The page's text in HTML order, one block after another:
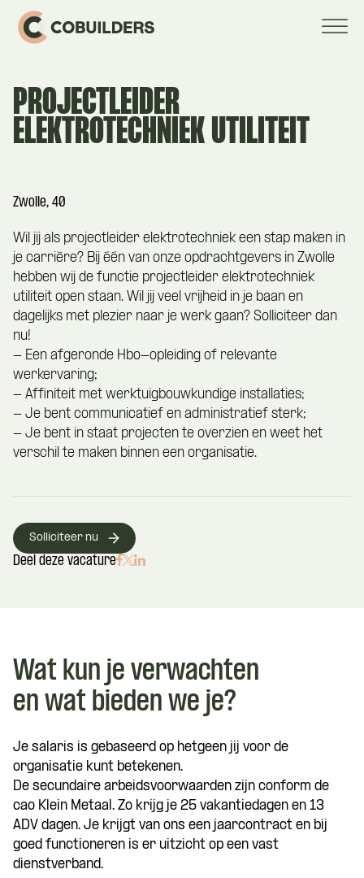
PROJECTLEIDER
ELEKTROTECHNIEK UTILITEIT
Zwolle, 40
Wil jij als projectleider elektrotechniek een stap maken in
je carrière? Bij één van onze opdrachtgevers in Zwolle
hebben wij de functie projectleider elektrotechniek
utiliteit open staan. Wil jij veel vrijheid in je baan en
dagelijks met plezier naar je werk gaan? Solliciteer dan
nu!
- Een afgeronde Hbo-opleiding of relevante
werkervaring;
- Affiniteit met werktuigbouwkundige installaties;
- Je bent communicatief en administratief sterk;
- Je bent in staat projecten te overzien en weet het
verschil te maken binnen een organisatie.
Deel deze vacature
Solliciteer nu
Wat kun je verwachten
en wat bieden we je?
Je salaris is gebaseerd op hetgeen jij voor de
organisatie kunt betekenen.
De secundaire arbeidsvoorwaarden zijn conform de
cao Klein Metaal. Zo krijg je 25 vakantiedagen en 13
ADV dagen. Je krijgt van ons een jaarcontract en bij
goed functioneren is er uitzicht op een vast
dienstverband.